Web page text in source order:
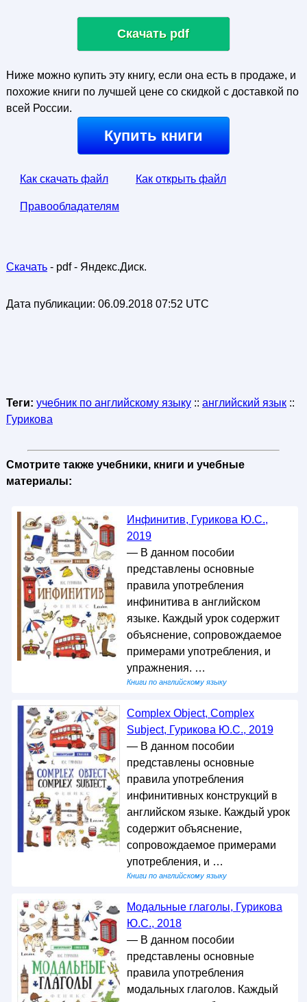
Скачать pdf
Ниже можно купить эту книгу, если она есть в продаже, и
похожие книги по лучшей цене со скидкой с доставкой по
всей России.
Купить книги
Как скачать файл Как открыть файл
Правообладателям
Скачать- pdf - Яндекс.Диск.
Дата публикации: 06.09.2018 07:52 UTC
Теги: учебник по английскому языку:: английский язык::
Гурикова
Смотрите также учебники, книги и учебные
материалы:
Инфинитив, Гурикова Ю.С.,
2019
— В данном пособии
представлены основные
правила употребления
инфинитива в английском
языке. Каждый урок содержит
объяснение, сопровождаемое
примерами употребления, и
упражнения. …
Книги по английскому языку
Complex Object, Complex
Subject, Гурикова Ю.С., 2019
— В данном пособии
представлены основные
правила употребления
инфинитивных конструкций в
английском языке. Каждый урок
содержит объяснение,
сопровождаемое примерами
употребления, и …
Книги по английскому языку
Модальные глаголы, Гурикова
Ю.С., 2018
— В данном пособии
представлены основные
правила употребления
модальных глаголов. Каждый